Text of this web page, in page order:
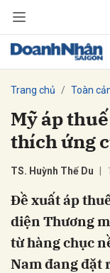
Trang chủ Toàn
Mỹ áp
thích ứng
TS. Huỳnh Thế Du
Đề xuất áp
diện Thương
từ hàng chục
Nam đang đặt